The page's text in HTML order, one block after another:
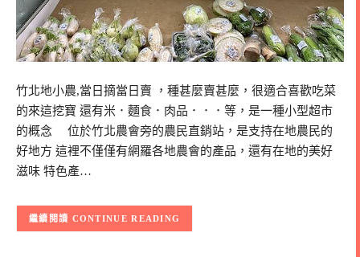
竹北地小農,當日摘當日賣 ，種甚麼賣甚麼，很適合喜歡吃菜
的來這挖寶 還有米．麵食．肉品．．．等，是一種小型超市
的概念 位於竹北農會旁的農民直銷站，是支持在地農民的
好地方 這裡不僅僅有網羅各地農會的產品，還有在地的美好
滋味 特色產…
CONTINUE READING